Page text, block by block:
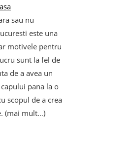
sau nu
este una
motivele pentru
sunt la fel de
de a avea un
pana la o
scopul de a crea
(mai mult…)